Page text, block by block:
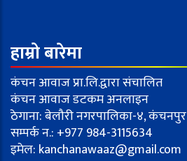
हाम्रो बारेमा
कंचन आवाज प्रा.लि.द्वारा संचालित
कंचन आवाज डटकम अनलाइन
ठेगाना: बेलौरी नगरपालिका-४, कंचनपुर
सम्पर्क न.: +977 984-3115634
इमेल: kanchanawaaz@gmail.com